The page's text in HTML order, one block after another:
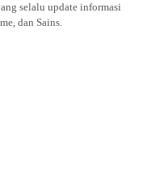
selalu update informasi
dan Sains.